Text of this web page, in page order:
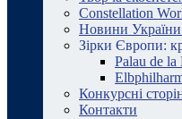
Constellation
Новини України
Зірки Європи:
Palau de la
Конкурсні
Контакти